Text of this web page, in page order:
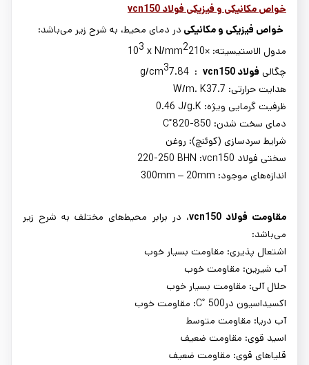
خواص مکانیکی و فیزیکی فولاد vcn150
خواص فیزیکی و مکانیکی در دمای محیط، به شرح زیر میباشد:
مدول الاستیسیته: 210×
103 x N/mm2
چگالی فولاد vcn150
:
7.84
g/cm3
هدایت حرارتی: 37.7
W/m‌‌‌‌‌‌‌‌. ‌K
ظرفیت گرمایی ویژه: 0.46 J/g.‌‌K‌‌
دمای سخت شدن: 820-850
˚
C
شرایط سردسازی (کوئنچ): روغن
سختی فولاد vcn150
:
220-250 BHN
اندازههای موجود: 20mm
–
300mm
مقاومت فولادvcn150، در برابر محیطهای مختلف به شرح زیر
میباشد:
اشتعال پذیری: مقاومت بسیار خوب
آب شیرین: مقاومت خوب
حلال آلی: مقاومت بسیار خوب
اکسیداسیون در500
˚
C
: مقاومت خوب
آب دریا: مقاومت متوسط
اسید قوی: مقاومت ضعیف
قلیاهای قوی: مقاومت ضعیف